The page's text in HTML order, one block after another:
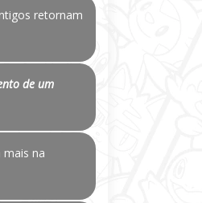
retornam
de um
na